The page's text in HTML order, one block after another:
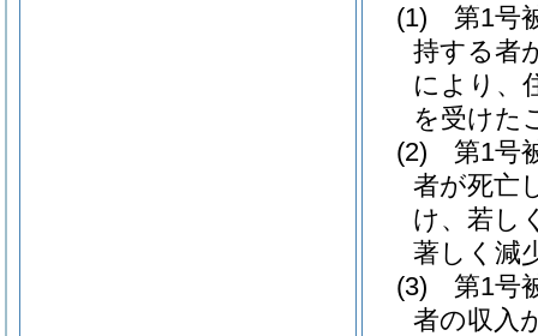
(1)
第1号
持する者
により、
を受けた
(2)
第1号
者が死亡
け、若し
著しく減
(3)
第1号
者の収入